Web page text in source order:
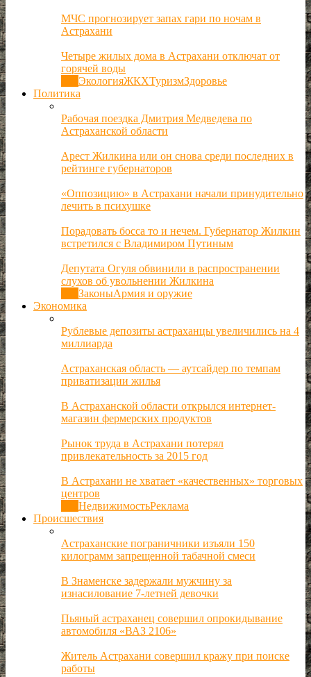
МЧС прогнозирует запах гари по ночам в
Астрахани
Четыре жилых дома в Астрахани отключат от
горячей воды
ЭкологияЖКХТуризмЗдоровье
Политика
Рабочая поездка Дмитрия Медведева по
Астраханской области
Арест Жилкина или он снова среди последних в
рейтинге губернаторов
«Оппозицию» в Астрахани начали принудительно
лечить в психушке
Порадовать босса то и нечем. Губернатор Жилкин
встретился с Владимиром Путиным
Депутата Огуля обвинили в распространении
слухов об увольнении Жилкина
ЗаконыАрмия и оружие
Экономика
Рублевые депозиты астраханцы увеличились на 4
миллиарда
Астраханская область — аутсайдер по темпам
приватизации жилья
В Астраханской области открылся интернет-
магазин фермерских продуктов
Рынок труда в Астрахани потерял
привлекательность за 2015 год
В Астрахани не хватает «качественных» торговых
центров
НедвижимостьРеклама
Происшествия
Астраханские пограничники изъяли 150
килограмм запрещенной табачной смеси
В Знаменске задержали мужчину за
изнасилование 7-летней девочки
Пьяный астраханец совершил опрокидывание
автомобиля «ВАЗ 2106»
Житель Астрахани совершил кражу при поиске
работы